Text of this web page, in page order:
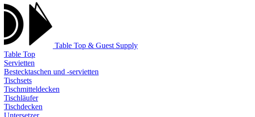
Table Top & Guest Supply
Table Top
Servietten
Bestecktaschen und -servietten
Tischsets
Tischmitteldecken
Tischläufer
Tischdecken